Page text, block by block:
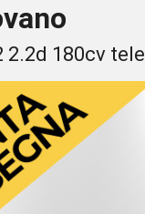
2.2d 180cv